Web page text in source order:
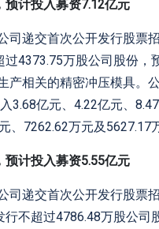
计投入募资7.12亿元
司递交首次公开发行股票
4373.75万股公司股份，
产相关的精密冲压模具。
3.68亿元、4.22亿元、
、7262.62万元及5627.17
计投入募资5.55亿元
司递交首次公开发行股票
不超过4786.48万股公司